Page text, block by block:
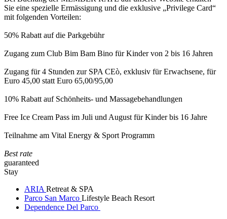
Sie eine spezielle Ermässigung und die exklusive „Privilege Card“
mit folgenden Vorteilen:
50% Rabatt auf die Parkgebühr
Zugang zum Club Bim Bam Bino für Kinder von 2 bis 16 Jahren
Zugang für 4 Stunden zur SPA CEò, exklusiv für Erwachsene, für
Euro 45,00 statt Euro 65,00/95,00
10% Rabatt auf Schönheits- und Massagebehandlungen
Free Ice Cream Pass im Juli und August für Kinder bis 16 Jahre
Teilnahme am Vital Energy & Sport Programm
Best rate
guaranteed
Stay
ARIA Retreat & SPA
Parco San Marco Lifestyle Beach Resort
Dependence Del Parco